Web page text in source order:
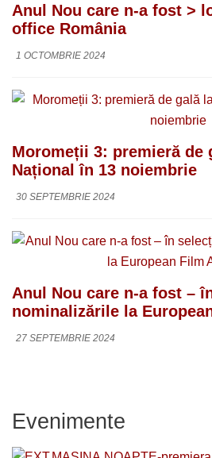
Anul Nou care n-a fost >
office România
1 OCTOMBRIE 2024
Moromeții 3: premieră de
Național în 13 noiembrie
30 SEPTEMBRIE 2024
Anul Nou care n-a fost –
nominalizările la
27 SEPTEMBRIE 2024
Evenimente